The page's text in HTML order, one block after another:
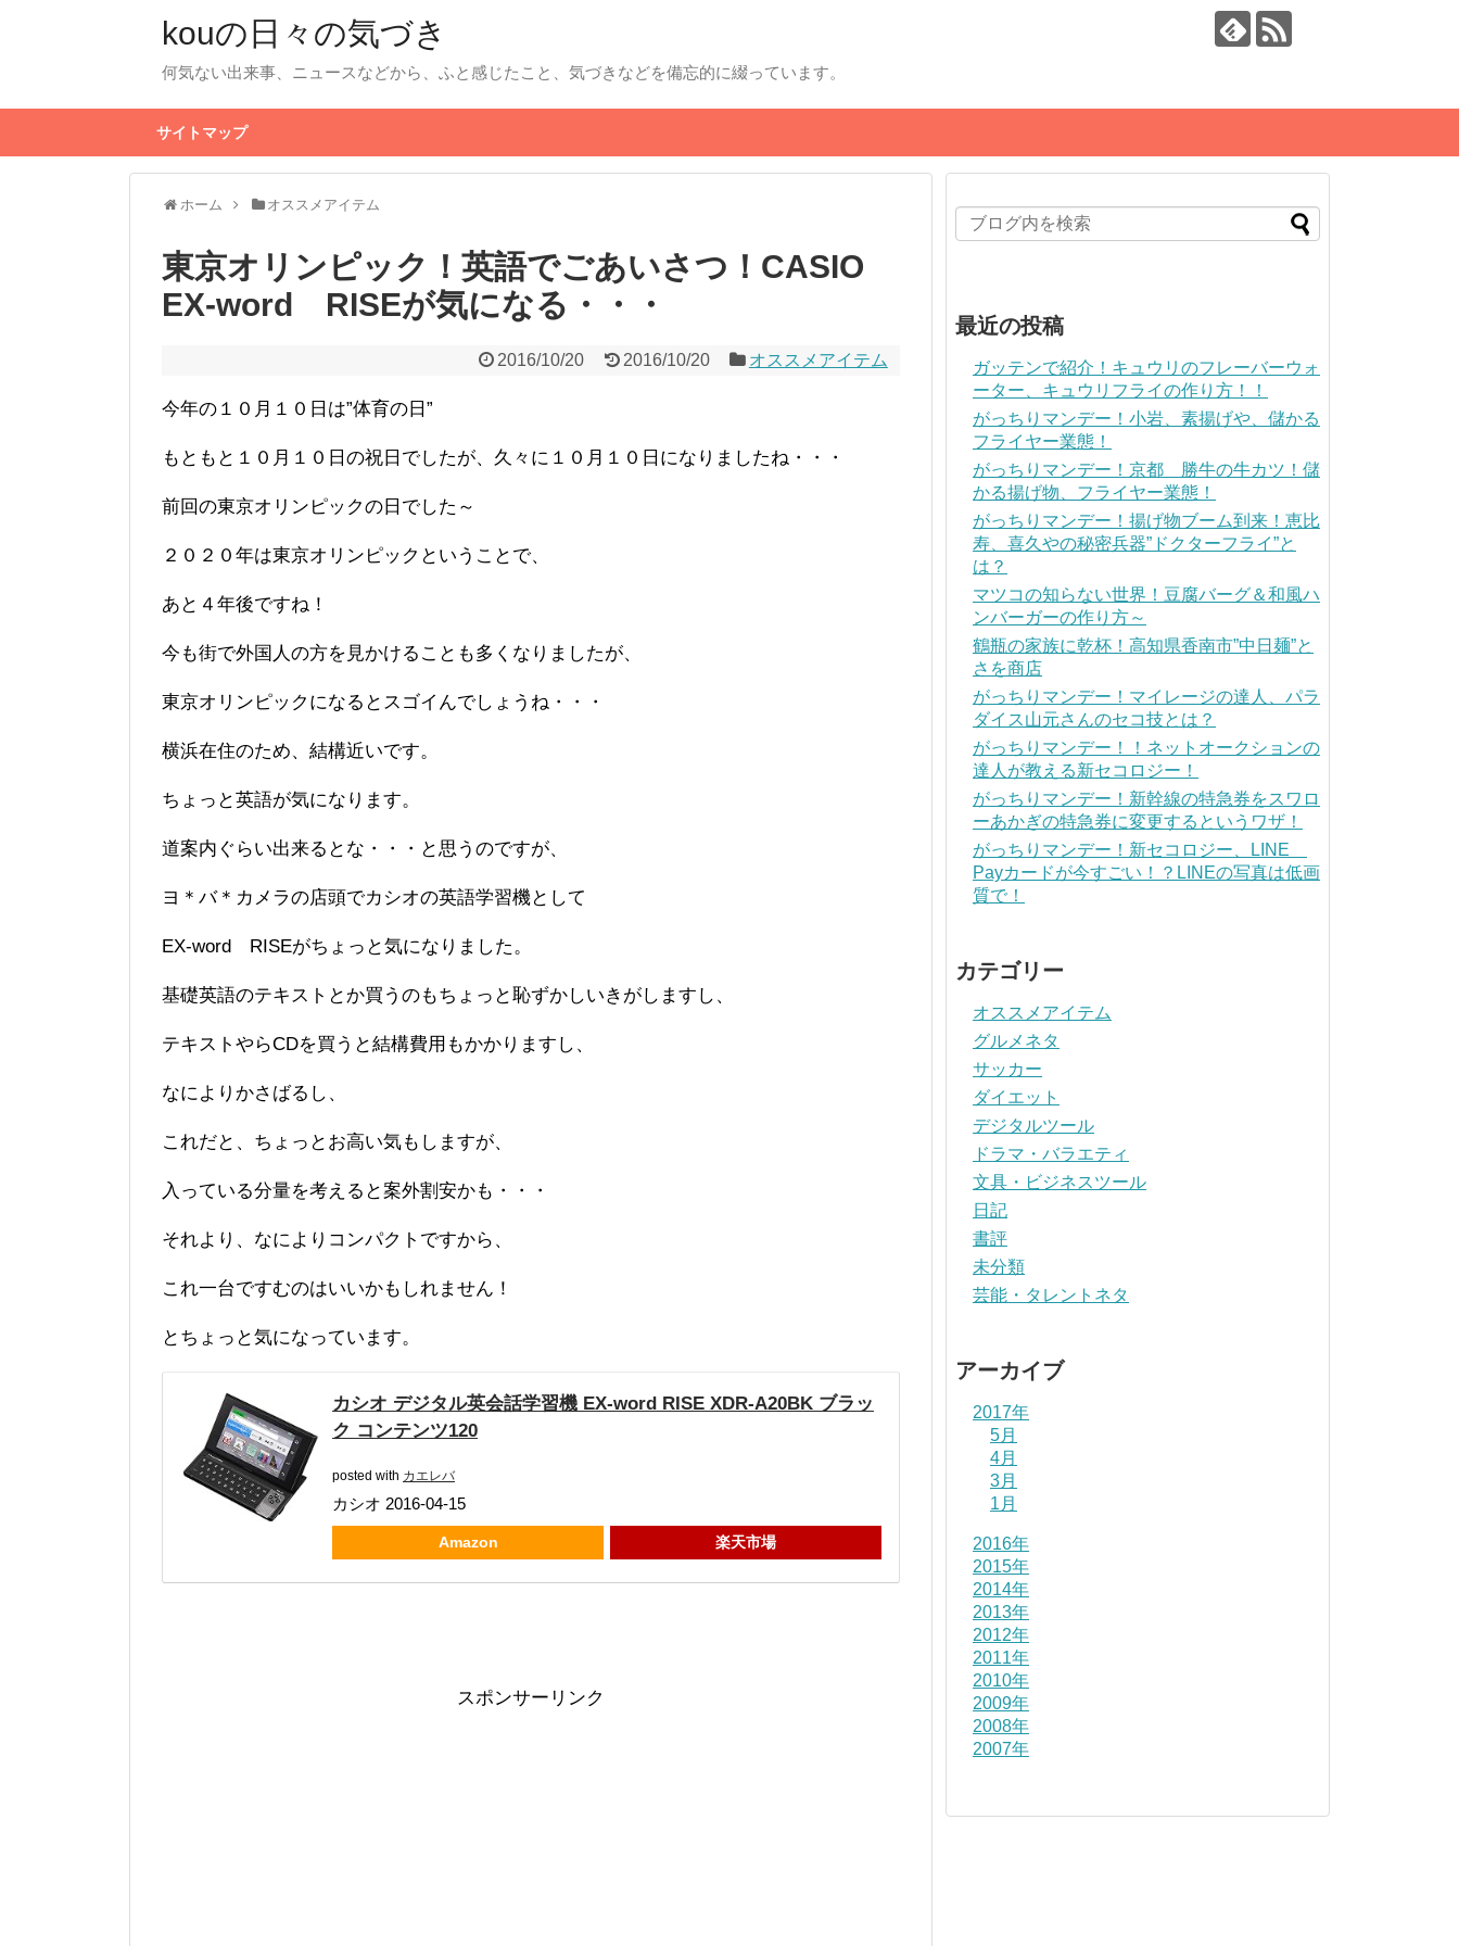
kouの日々の気づき
何気ない出来事、ニュースなどから、ふと感じたこと、気づきなどを備忘的に綴っています。
サイトマップ
ホーム オススメアイテム
東京オリンピック！英語でごあいさつ！CASIO
EX-word RISEが気になる・・・
2016/10/20 2016/10/20 オススメアイテム
今年の１０月１０日は”体育の日”
もともと１０月１０日の祝日でしたが、久々に１０月１０日になりましたね・・・
前回の東京オリンピックの日でした～
２０２０年は東京オリンピックということで、
あと４年後ですね！
今も街で外国人の方を見かけることも多くなりましたが、
東京オリンピックになるとスゴイんでしょうね・・・
横浜在住のため、結構近いです。
ちょっと英語が気になります。
道案内ぐらい出来るとな・・・と思うのですが、
ヨ＊バ＊カメラの店頭でカシオの英語学習機として
EX-word RISEがちょっと気になりました。
基礎英語のテキストとか買うのもちょっと恥ずかしいきがしますし、
テキストやらCDを買うと結構費用もかかりますし、
なによりかさばるし、
これだと、ちょっとお高い気もしますが、
入っている分量を考えると案外割安かも・・・
それより、なによりコンパクトですから、
これ一台ですむのはいいかもしれません！
とちょっと気になっています。
カシオ デジタル英会話学習機 EX-word RISE XDR-A20BK ブラッ
ク コンテンツ120
posted with カエレバ
カシオ 2016-04-15
Amazon 楽天市場
スポンサーリンク
最近の投稿
ガッテンで紹介！キュウリのフレーバーウォ
ーター、キュウリフライの作り方！！
がっちりマンデー！小岩、素揚げや、儲かる
フライヤー業態！
がっちりマンデー！京都 勝牛の牛カツ！儲
かる揚げ物、フライヤー業態！
がっちりマンデー！揚げ物ブーム到来！恵比
寿、喜久やの秘密兵器”ドクターフライ”と
は？
マツコの知らない世界！豆腐バーグ＆和風ハ
ンバーガーの作り方～
鶴瓶の家族に乾杯！高知県香南市”中日麺”と
さを商店
がっちりマンデー！マイレージの達人、パラ
ダイス山元さんのセコ技とは？
がっちりマンデー！！ネットオークションの
達人が教える新セコロジー！
がっちりマンデー！新幹線の特急券をスワロ
ーあかぎの特急券に変更するというワザ！
がっちりマンデー！新セコロジー、LINE
Payカードが今すごい！？LINEの写真は低画
質で！
カテゴリー
オススメアイテム
グルメネタ
サッカー
ダイエット
デジタルツール
ドラマ・バラエティ
文具・ビジネスツール
日記
書評
未分類
芸能・タレントネタ
アーカイブ
2017年
5月
4月
3月
1月
2016年
2015年
2014年
2013年
2012年
2011年
2010年
2009年
2008年
2007年